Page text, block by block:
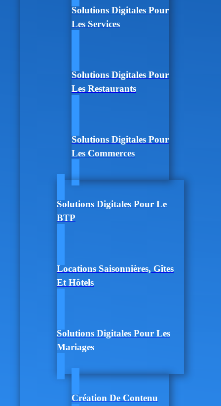
Solutions Digitales Pour
Les Services
Solutions Digitales Pour
Les Restaurants
Solutions Digitales Pour
Les Commerces
Solutions Digitales Pour Le
BTP
Locations Saisonnières, Gîtes
Et Hôtels
Solutions Digitales Pour Les
Mariages
Création De Contenu